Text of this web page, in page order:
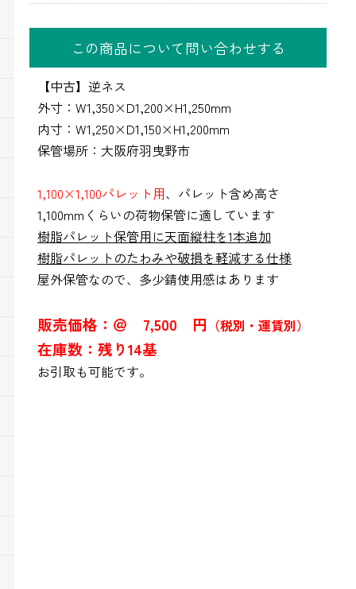
この商品について問い合わせする
【中古】逆ネス
外寸：W1,350×D1,200×H1,250mm
内寸：W1,250×D1,150×H1,200mm
保管場所：大阪府羽曳野市
1,100×1,100パレット用、パレット含め高さ
1,100mmくらいの荷物保管に適しています
樹脂パレット保管用に天面縦柱を1本追加
樹脂パレットのたわみや破損を軽減する仕様
屋外保管なので、多少錆使用感はあります
販売価格：＠ 7,500 円 （税別・運賃別）
在庫数：残り14基
お引取も可能です。